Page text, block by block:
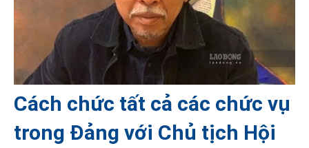
Cách chức tất cả các chức vụ
trong Đảng với Chủ tịch Hội